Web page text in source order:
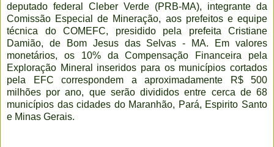
deputado federal Cleber Verde (PRB-MA), integrante da
Comissão Especial de Mineração, aos prefeitos e equipe
técnica do COMEFC, presidido pela prefeita Cristiane
Damião, de Bom Jesus das Selvas - MA. Em valores
monetários, os 10% da Compensação Financeira pela
Exploração Mineral inseridos para os municípios cortados
pela EFC correspondem a aproximadamente R$ 500
milhões por ano, que serão divididos entre cerca de 68
municípios das cidades do Maranhão, Pará, Espirito Santo
e Minas Gerais.